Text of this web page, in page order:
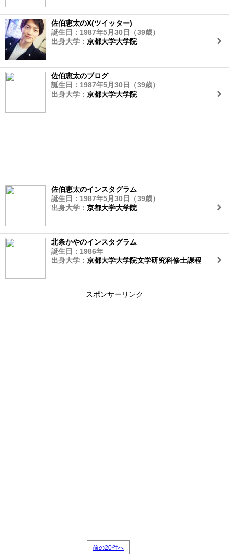
佐伯恵太のX(ツイッター)
誕生日：1987年5月30日（39歳）
出身大学： 京都大学大学院
佐伯恵太のブログ
誕生日：1987年5月30日（39歳）
出身大学： 京都大学大学院
佐伯恵太のインスタグラム
誕生日：1987年5月30日（39歳）
出身大学： 京都大学大学院
北条かやのインスタグラム
誕生日：1986年
出身大学： 京都大学大学院文学研究科修士課程
スポンサーリンク
前の20件へ